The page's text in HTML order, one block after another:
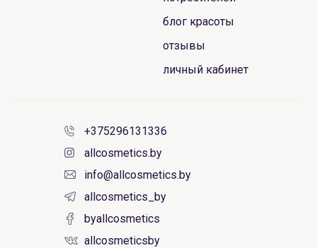
блог красоты
отзывы
личный кабинет
+375296131336
allcosmetics.by
info@allcosmetics.by
allcosmetics_by
byallcosmetics
allcosmeticsby